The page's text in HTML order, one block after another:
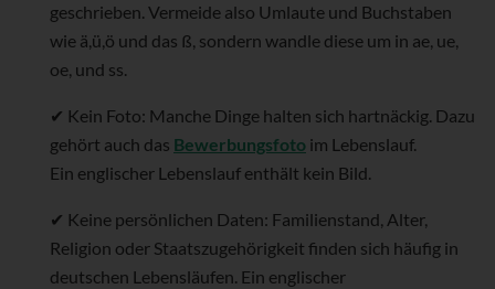
geschrieben. Vermeide also Umlaute und Buchstaben
wie ä,ü,ö und das ß, sondern wandle diese um in ae, ue,
oe, und ss.
✔ Kein Foto: Manche Dinge halten sich hartnäckig. Dazu
gehört auch das Bewerbungsfoto im Lebenslauf.
Ein englischer Lebenslauf enthält kein Bild.
✔ Keine persönlichen Daten: Familienstand, Alter,
Religion oder Staatszugehörigkeit finden sich häufig in
deutschen Lebensläufen. Ein englischer